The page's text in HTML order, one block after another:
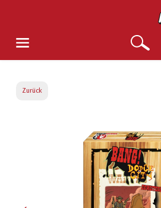
Zurück
Bildergalerie überspringen